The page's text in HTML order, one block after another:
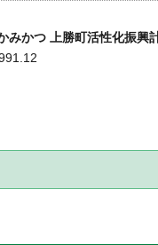
かつ 上勝町活性化振興